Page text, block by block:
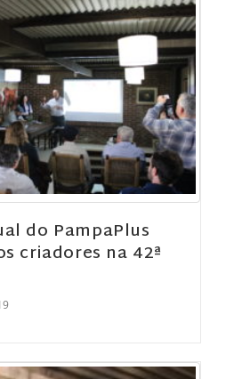
do PampaPlus
criadores na 42ª